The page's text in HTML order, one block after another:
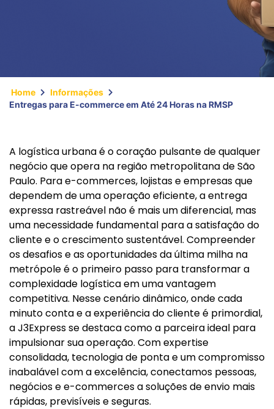
Home
Informações
Entregas para E-commerce em Até 24 Horas na RMSP
A logística urbana é o coração pulsante de qualquer
negócio que opera na região metropolitana de São
Paulo. Para e-commerces, lojistas e empresas que
dependem de uma operação eficiente, a entrega
expressa rastreável não é mais um diferencial, mas
uma necessidade fundamental para a satisfação do
cliente e o crescimento sustentável. Compreender
os desafios e as oportunidades da última milha na
metrópole é o primeiro passo para transformar a
complexidade logística em uma vantagem
competitiva. Nesse cenário dinâmico, onde cada
minuto conta e a experiência do cliente é primordial,
a J3Express se destaca como a parceira ideal para
impulsionar sua operação. Com expertise
consolidada, tecnologia de ponta e um compromisso
inabalável com a excelência, conectamos pessoas,
negócios e e-commerces a soluções de envio mais
rápidas, previsíveis e seguras.